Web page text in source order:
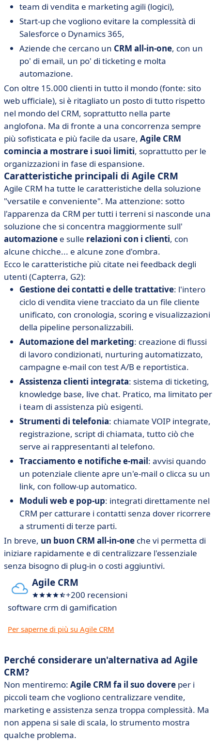
team di vendita e marketing agili (logici),
Start-up che vogliono evitare la complessità di
Salesforce o Dynamics 365,
Aziende che cercano un CRM all-in-one, con un
po' di email, un po' di ticketing e molta
automazione.
Con oltre 15.000 clienti in tutto il mondo (fonte: sito
web ufficiale), si è ritagliato un posto di tutto rispetto
nel mondo del CRM, soprattutto nella parte
anglofona. Ma di fronte a una concorrenza sempre
più sofisticata e più facile da usare, Agile CRM
comincia a mostrare i suoi limiti, soprattutto per le
organizzazioni in fase di espansione.
Caratteristiche principali di Agile CRM
Agile CRM ha tutte le caratteristiche della soluzione
"versatile e conveniente". Ma attenzione: sotto
l'apparenza da CRM per tutti i terreni si nasconde una
soluzione che si concentra maggiormente sull'
automazione e sulle relazioni con i clienti, con
alcune chicche... e alcune zone d'ombra.
Ecco le caratteristiche più citate nei feedback degli
utenti (Capterra, G2):
Gestione dei contatti e delle trattative: l'intero
ciclo di vendita viene tracciato da un file cliente
unificato, con cronologia, scoring e visualizzazioni
della pipeline personalizzabili.
Automazione del marketing: creazione di flussi
di lavoro condizionati, nurturing automatizzato,
campagne e-mail con test A/B e reportistica.
Assistenza clienti integrata: sistema di ticketing,
knowledge base, live chat. Pratico, ma limitato per
i team di assistenza più esigenti.
Strumenti di telefonia: chiamate VOIP integrate,
registrazione, script di chiamata, tutto ciò che
serve ai rappresentanti al telefono.
Tracciamento e notifiche e-mail: avvisi quando
un potenziale cliente apre un'e-mail o clicca su un
link, con follow-up automatico.
Moduli web e pop-up: integrati direttamente nel
CRM per catturare i contatti senza dover ricorrere
a strumenti di terze parti.
In breve, un buon CRM all-in-one che vi permetta di
iniziare rapidamente e di centralizzare l'essenziale
senza bisogno di plug-in o costi aggiuntivi.
Agile CRM
+200 recensioni
software crm di gamification
Per saperne di più su Agile CRM
Perché considerare un'alternativa ad Agile
CRM?
Non mentiremo: Agile CRM fa il suo dovere per i
piccoli team che vogliono centralizzare vendite,
marketing e assistenza senza troppa complessità. Ma
non appena si sale di scala, lo strumento mostra
qualche problema.